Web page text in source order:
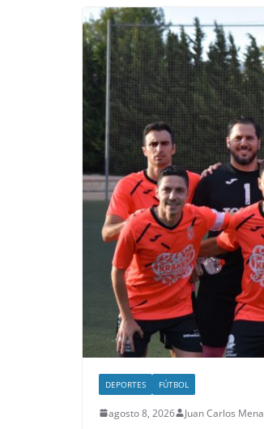
DEPORTES FÚTBOL
agosto 8, 2026 Juan Carlos Mena